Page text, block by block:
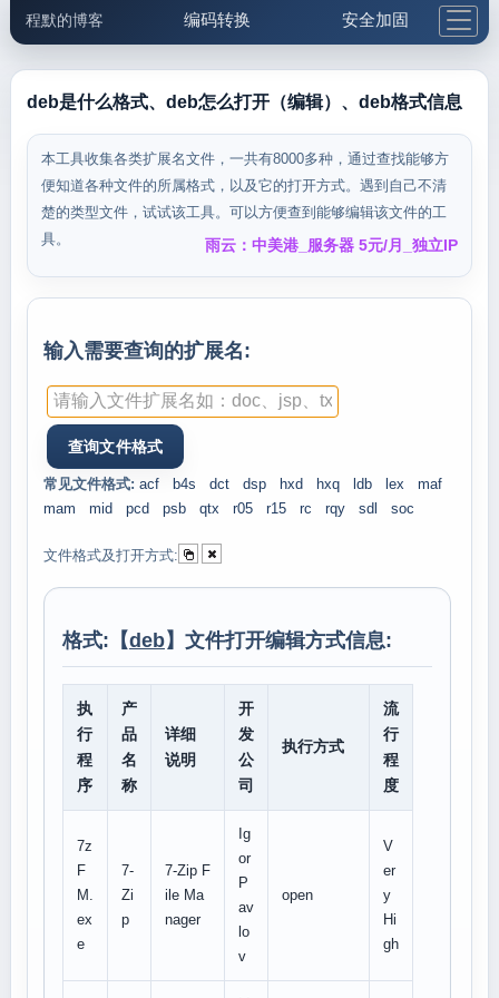
程默的博客 编码转换 安全加固
邮件工具 生活便民 更多工具
5.1支付宝大红包
deb是什么格式、deb怎么打开（编辑）、deb格式信息
本工具收集各类扩展名文件，一共有8000多种，通过查找能够方
便知道各种文件的所属格式，以及它的打开方式。遇到自己不清
楚的类型文件，试试该工具。可以方便查到能够编辑该文件的工
具。
雨云：中美港_服务器 5元/月_独立IP
输入需要查询的扩展名:
常见文件格式: acf b4s dct dsp hxd hxq ldb lex
maf
mam
mid pcd psb qtx r05 r15 rc rqy sdl soc
文件格式及打开方式:
格式:【deb】文件打开编辑方式信息:
执
行
程
序
产
品
名
称
详细
说明
开
发
公
司
执行方式
流
行
程
度
7z
F
M.
ex
e
7-
Zi
p
7-Zip F
ile Ma
nager
Ig
or
P
av
lo
v
open
V
er
y
Hi
gh